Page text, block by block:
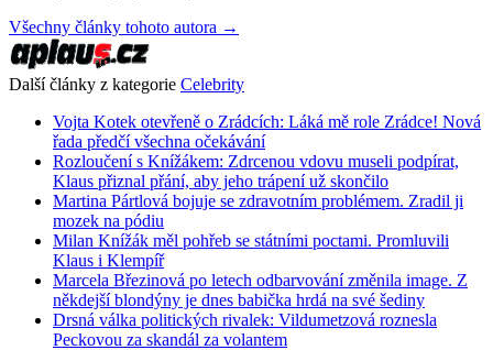
Všechny články tohoto autora →
Další články z kategorie Celebrity
Vojta Kotek otevřeně o Zrádcích: Láká mě role Zrádce! Nová
řada předčí všechna očekávání
Rozloučení s Knížákem: Zdrcenou vdovu museli podpírat,
Klaus přiznal přání, aby jeho trápení už skončilo
Martina Pártlová bojuje se zdravotním problémem. Zradil ji
mozek na pódiu
Milan Knížák měl pohřeb se státními poctami. Promluvili
Klaus i Klempíř
Marcela Březinová po letech odbarvování změnila image. Z
někdejší blondýny je dnes babička hrdá na své šediny
Drsná válka politických rivalek: Vildumetzová roznesla
Peckovou za skandál za volantem